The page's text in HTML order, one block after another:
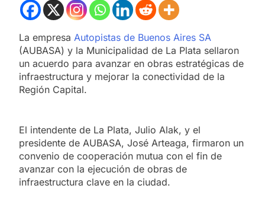
La empresa Autopistas de Buenos Aires SA
(AUBASA) y la Municipalidad de La Plata sellaron
un acuerdo para avanzar en obras estratégicas de
infraestructura y mejorar la conectividad de la
Región Capital.
El intendente de La Plata, Julio Alak, y el
presidente de AUBASA, José Arteaga, firmaron un
convenio de cooperación mutua con el fin de
avanzar con la ejecución de obras de
infraestructura clave en la ciudad.